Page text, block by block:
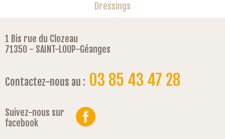
Dressings
1 Bis rue du Clozeau
71350 - SAINT-LOUP-Géanges
Contactez-nous au : 03 85 43 47 28
Suivez-nous sur
facebook